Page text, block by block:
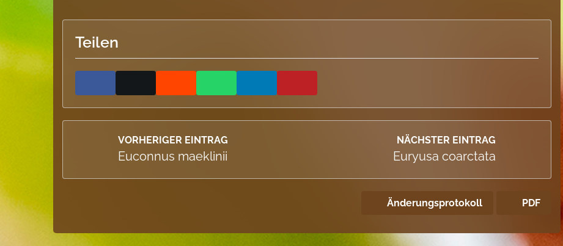
Teilen
VORHERIGER EINTRAG
Euconnus maeklinii
NÄCHSTER EINTRAG
Euryusa coarctata
Änderungsprotokoll PDF